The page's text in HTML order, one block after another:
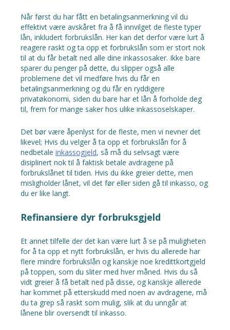
Når først du har fått en betalingsanmerkning vil du
effektivt være avskåret fra å få innvilget de fleste typer
lån, inkludert forbrukslån. Her kan det derfor være lurt å
reagere raskt og ta opp et forbrukslån som er stort nok
til at du får betalt ned alle dine inkassosaker. Ikke bare
sparer du penger på dette, du slipper også alle
problemene det vil medføre hvis du får en
betalingsanmerkning og du får en ryddigere
privatøkonomi, siden du bare har et lån å forholde deg
til, frem for mange saker hos ulike inkassoselskaper.
Det bør være åpenlyst for de fleste, men vi nevner det
likevel; Hvis du velger å ta opp et forbrukslån for å
nedbetale inkassogjeld, så må du selvsagt være
disiplinert nok til å faktisk betale avdragene på
forbrukslånet til tiden. Hvis du ikke greier dette, men
misligholder lånet, vil det før eller siden gå til inkasso, og
du er like langt.
Refinansiere dyr forbruksgjeld
Et annet tilfelle der det kan være lurt å se på muligheten
for å ta opp et nytt forbrukslån, er hvis du allerede har
flere mindre forbrukslån og kanskje noe kredittkortgjeld
på toppen, som du sliter med hver måned. Hvis du så
vidt greier å få betalt ned på disse, og kanskje allerede
har kommet på etterskudd med noen av avdragene, må
du ta grep så raskt som mulig, slik at du unngår at
lånene blir oversendt til inkasso.